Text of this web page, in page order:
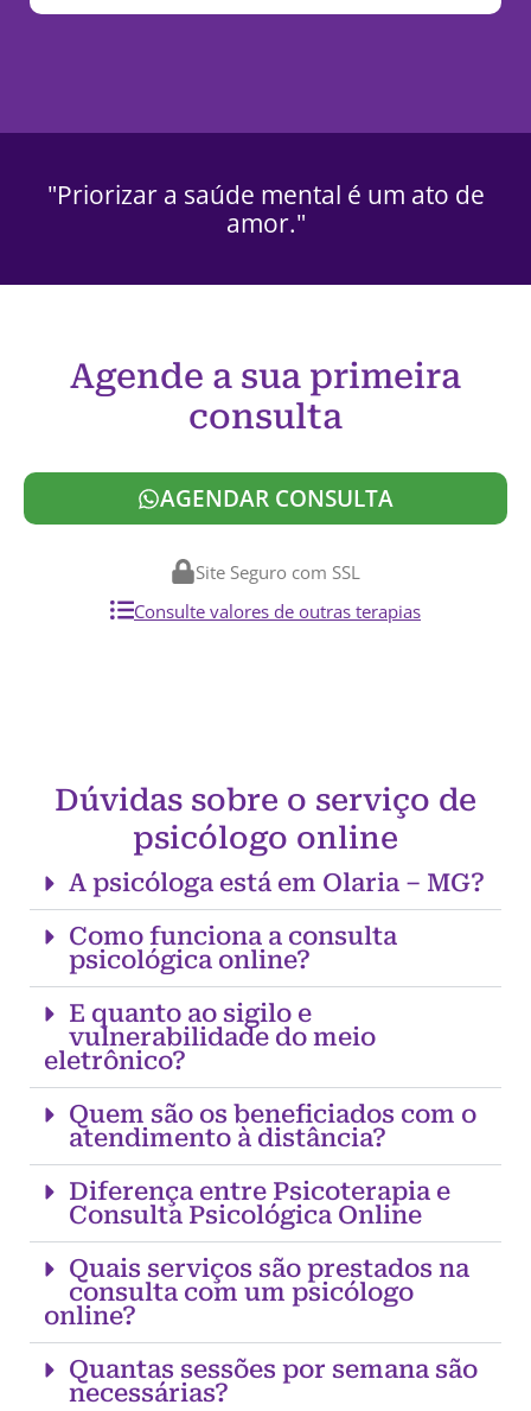
"Priorizar a saúde mental é um ato de
amor."
Agende a sua primeira
consulta
AGENDAR CONSULTA
Site Seguro com SSL
Consulte valores de outras terapias
Dúvidas sobre o serviço de
psicólogo online
A psicóloga está em Olaria – MG?
Como funciona a consulta
psicológica online?
E quanto ao sigilo e
vulnerabilidade do meio
eletrônico?
Quem são os beneficiados com o
atendimento à distância?
Diferença entre Psicoterapia e
Consulta Psicológica Online
Quais serviços são prestados na
consulta com um psicólogo
online?
Quantas sessões por semana são
necessárias?